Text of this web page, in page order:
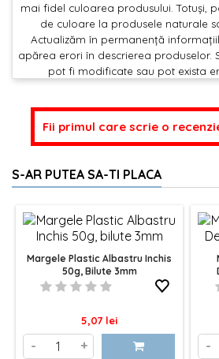
mai fidel culoarea produsului. Totuși,
de culoare la produsele naturale
Actualizăm în permanență
apărea erori în descrierea produselor.
pot fi modificate sau pot exista
Fii primul care scrie o
S-AR PUTEA SA-TI PLACA
Margele Plastic Albastru Inchis
50g, Bilute 3mm
Pret
5,07 lei
- + -